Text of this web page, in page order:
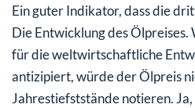
Ein guter Indikator, dass die
Die Entwicklung des
für die weltwirtschaftliche
antizipiert, würde der Ölpreis
Jahrestiefststände notieren.